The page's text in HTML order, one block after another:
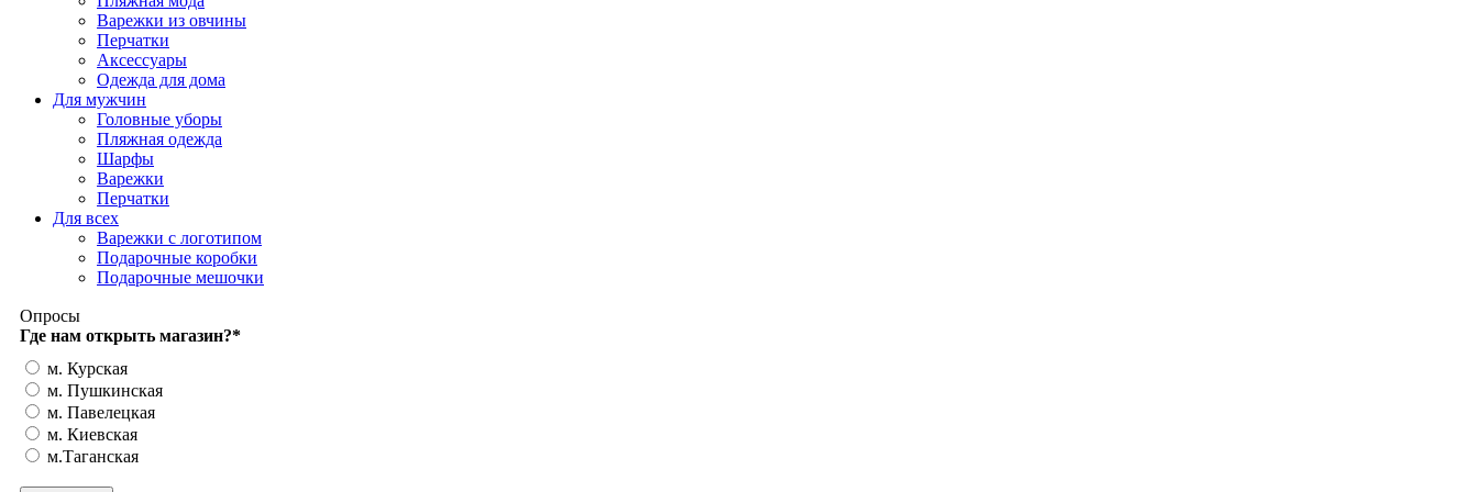
Варежки из овчины
Перчатки
Аксессуары
Одежда для дома
Для мужчин
Головные уборы
Пляжная одежда
Шарфы
Варежки
Перчатки
Для всех
Варежки с логотипом
Подарочные коробки
Подарочные мешочки
Опросы
Где нам открыть магазин?*
м. Курская
м. Пушкинская
м. Павелецкая
м. Киевская
м.Таганская